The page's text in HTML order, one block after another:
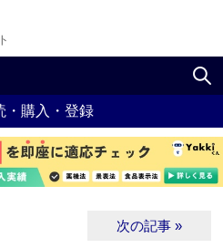
・購入・登録
次の記事 »